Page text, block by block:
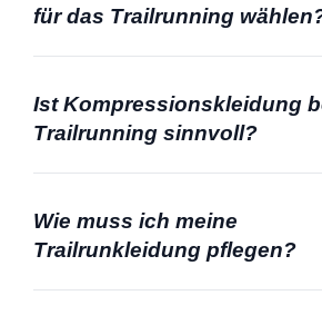
für das Trailrunning
Ist Kompressionskleidung
Trailrunning sinnvoll?
Wie muss ich meine
Trailrunkleidung pflegen?